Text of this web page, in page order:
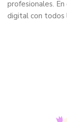
profesionales.
digital con todos